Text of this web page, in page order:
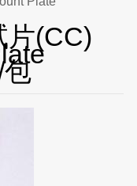
片(CC)